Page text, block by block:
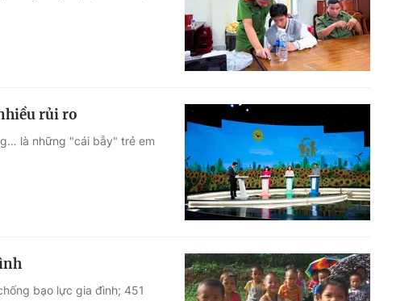
rủi ro
là những "cái bẫy" trẻ em
bạo lực gia đình; 451